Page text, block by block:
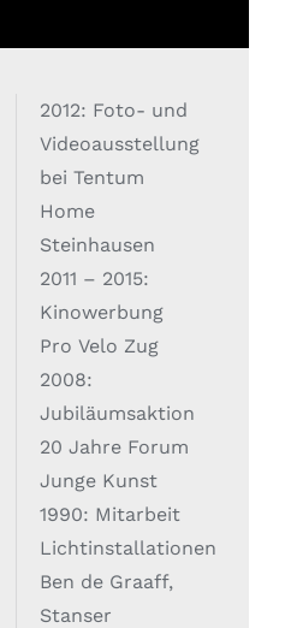
2012: Foto- und
Videoausstellung
bei Tentum
Home
Steinhausen
2011 – 2015:
Kinowerbung
Pro Velo Zug
2008:
Jubiläumsaktion
20 Jahre Forum
Junge Kunst
1990: Mitarbeit
Lichtinstallationen
Ben de Graaff,
Stanser